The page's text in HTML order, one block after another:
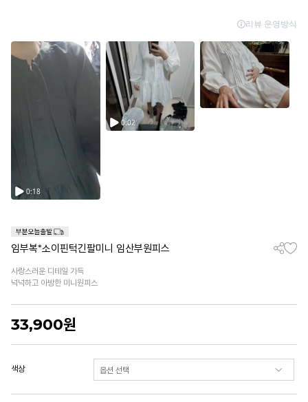
임부복*소이핀턱긴팔미니 임산부원피스
사랑스러운 디테일 가득
넉넉하고 아방한 미니원피스
33,900원
색상